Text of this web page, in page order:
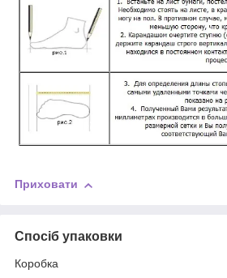
Приховати
Спосіб упаковки
Коробка